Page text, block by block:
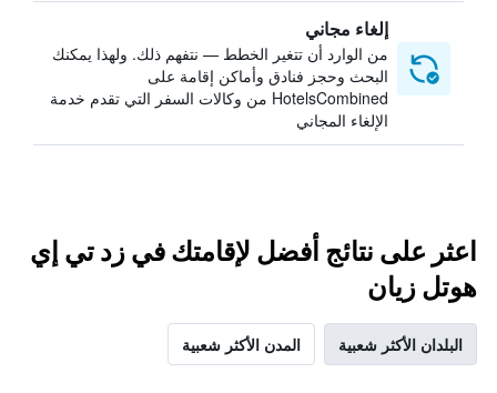
إلغاء مجاني
من الوارد أن تتغير الخطط — نتفهم ذلك. ولهذا يمكنك
البحث وحجز فنادق وأماكن إقامة على
HotelsCombined من وكالات السفر التي تقدم خدمة
الإلغاء المجاني
اعثر على نتائج أفضل لإقامتك في زد تي إي
هوتل زيان
البلدان الأكثر شعبية المدن الأكثر شعبية